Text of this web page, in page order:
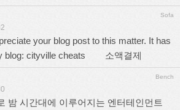
Sofa
your blog post to this matter. It has
blog: cityville cheats 소액결제
Bench
밤 시간대에 이루어지는 엔터테인먼트